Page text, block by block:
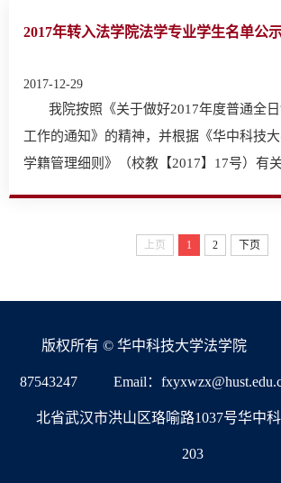
2017年转入法学院法学专业学生名单公
2017-12-29
我院按照《关于做好2017年度普通全日
工作的通知》的精神，并根据《华中科技
学籍管理细则》（校教【2017】17号）有
上页 1 2 下页
版权所有 © 华中科技大学法学院
87543247 Email：
北省武汉市洪山区珞喻路1037号华中
203